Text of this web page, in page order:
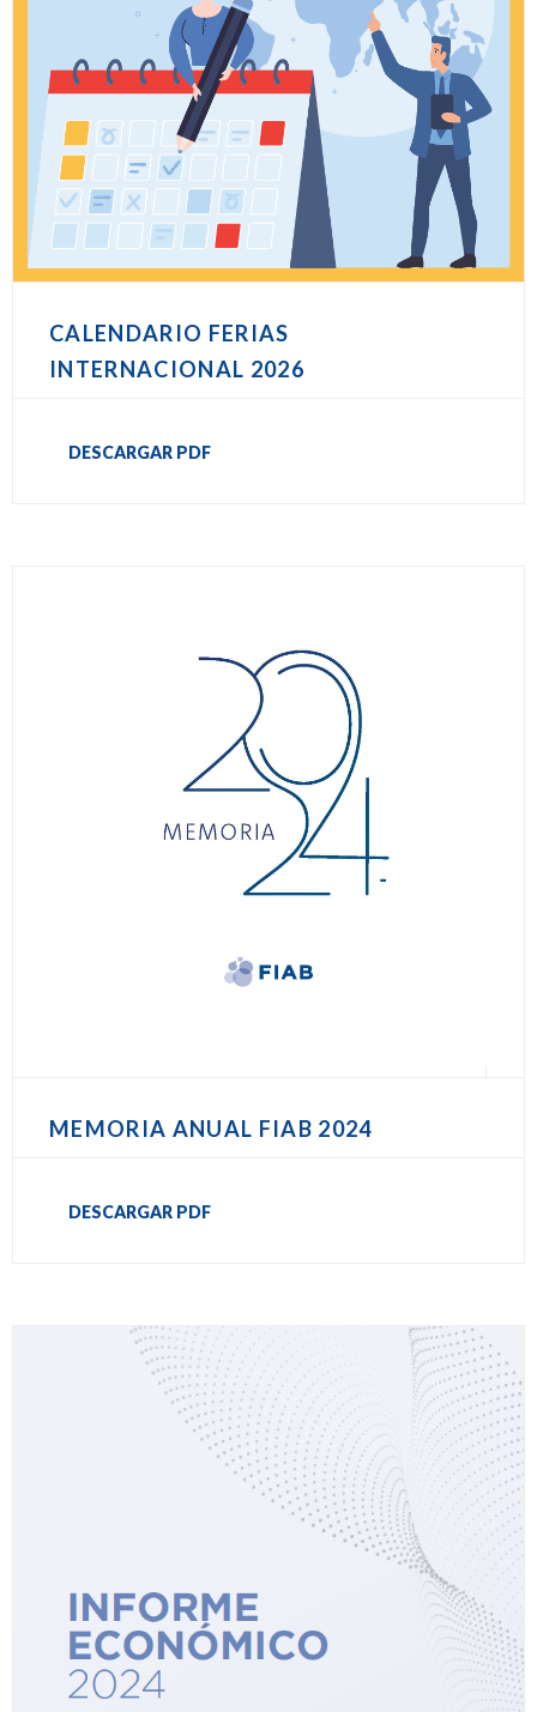
CALENDARIO FERIAS
INTERNACIONAL 2026
DESCARGAR PDF
MEMORIA ANUAL FIAB 2024
DESCARGAR PDF